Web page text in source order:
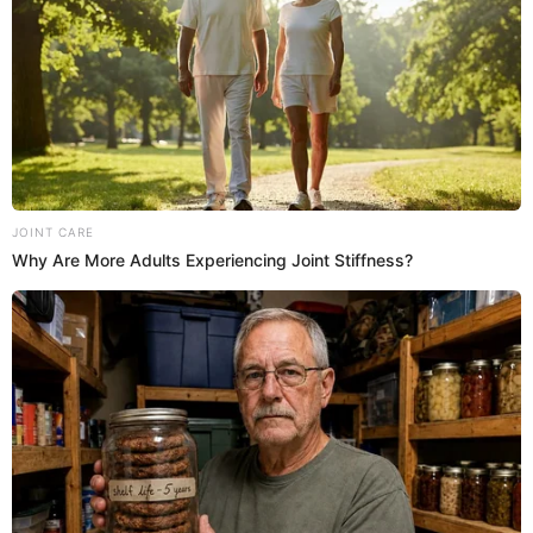
La popular 'rubia' de labios rojos señaló que siempre se
encomienda en su religión para estar con salud. Sin
embargo, hay personas que le tienen mala vibra y si en
caso le pasa algo les advirtió que les "jalará las patas"
desde donde esté.